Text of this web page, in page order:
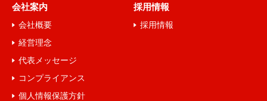
会社案内
会社概要
経営理念
代表メッセージ
コンプライアンス
個人情報保護方針
採用情報
採用情報